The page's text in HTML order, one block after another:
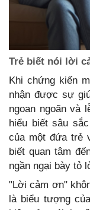
Trẻ biết nói lời
Khi chứng kiến
nhận được sự
ngoan ngoãn và
hiểu biết sâu
của một đứa trẻ
biết quan tâm
ngần ngại bày tỏ
"Lời cảm ơn"
là biểu tượng